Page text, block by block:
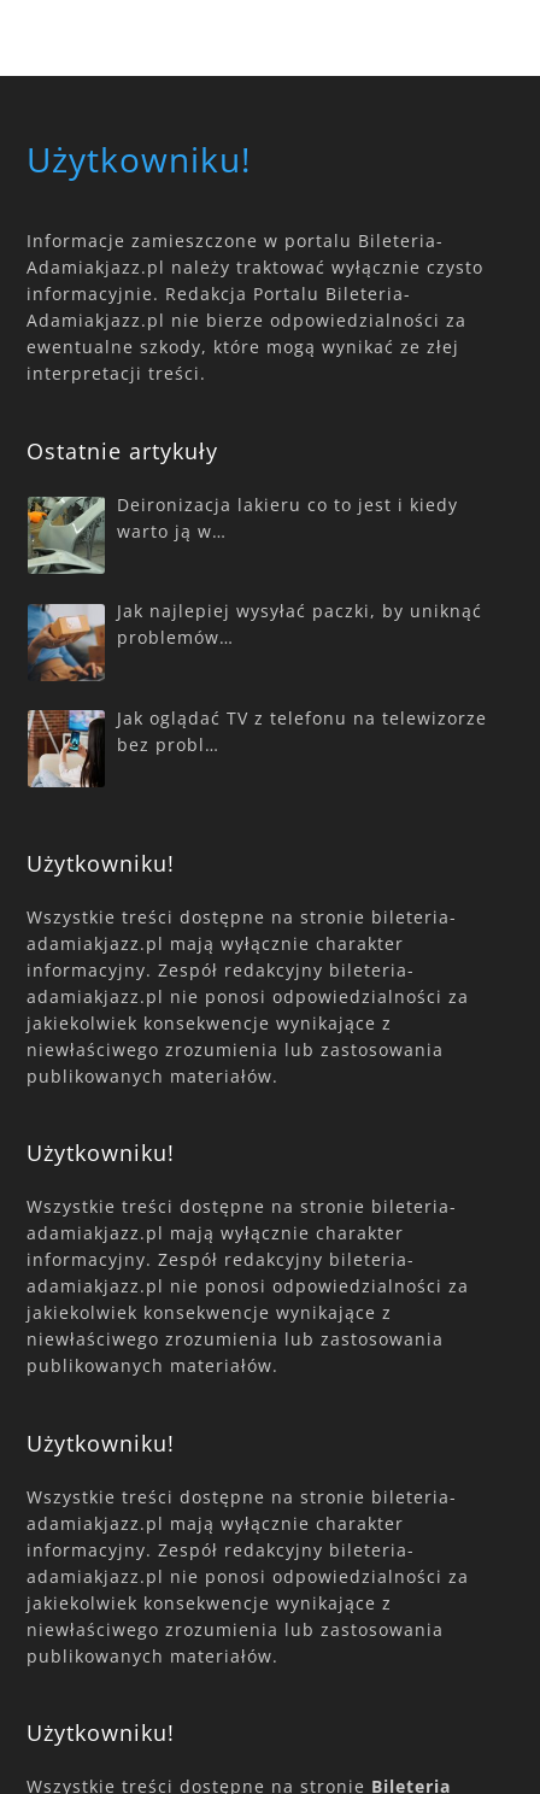
Użytkowniku!
Informacje zamieszczone w portalu Bileteria-
Adamiakjazz.pl należy traktować wyłącznie czysto
informacyjnie. Redakcja Portalu Bileteria-
Adamiakjazz.pl nie bierze odpowiedzialności za
ewentualne szkody, które mogą wynikać ze złej
interpretacji treści.
Ostatnie artykuły
Deironizacja lakieru co to jest i kiedy
warto ją w…
Jak najlepiej wysyłać paczki, by uniknąć
problemów…
Jak oglądać TV z telefonu na telewizorze
bez probl…
Użytkowniku!
Wszystkie treści dostępne na stronie bileteria-
adamiakjazz.pl mają wyłącznie charakter
informacyjny. Zespół redakcyjny bileteria-
adamiakjazz.pl nie ponosi odpowiedzialności za
jakiekolwiek konsekwencje wynikające z
niewłaściwego zrozumienia lub zastosowania
publikowanych materiałów.
Użytkowniku!
Wszystkie treści dostępne na stronie bileteria-
adamiakjazz.pl mają wyłącznie charakter
informacyjny. Zespół redakcyjny bileteria-
adamiakjazz.pl nie ponosi odpowiedzialności za
jakiekolwiek konsekwencje wynikające z
niewłaściwego zrozumienia lub zastosowania
publikowanych materiałów.
Użytkowniku!
Wszystkie treści dostępne na stronie bileteria-
adamiakjazz.pl mają wyłącznie charakter
informacyjny. Zespół redakcyjny bileteria-
adamiakjazz.pl nie ponosi odpowiedzialności za
jakiekolwiek konsekwencje wynikające z
niewłaściwego zrozumienia lub zastosowania
publikowanych materiałów.
Użytkowniku!
Wszystkie treści dostępne na stronie Bileteria